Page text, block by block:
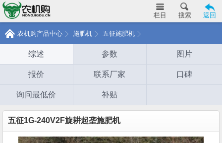
返回
搜索
栏目
农机购产品中心 施肥机 五征施肥机
综述 参数 图片
报价 联系厂家 口碑
询问最低价 补贴
五征1G-240V2F旋耕起垄施肥机